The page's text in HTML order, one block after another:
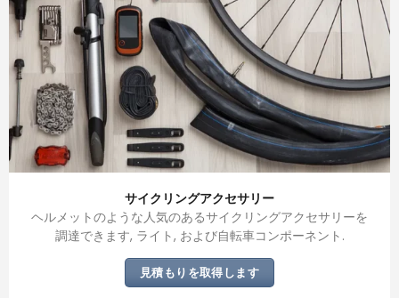
サイクリングアクセサリー
ヘルメットのような人気のあるサイクリングアクセサリーを
調達できます, ライト, および自転車コンポーネント.
見積もりを取得します